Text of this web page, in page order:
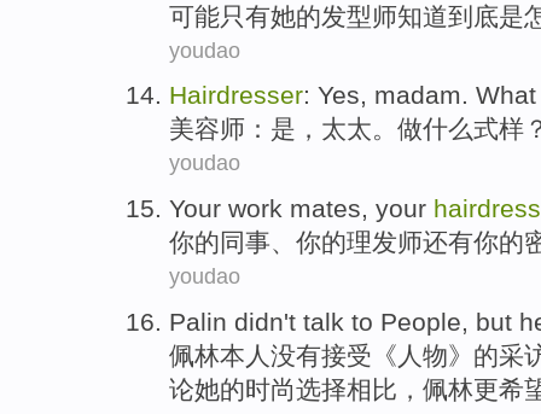
可能只有她的发型师知道到底是
youdao
Hairdresser: Yes, madam. What
美容师 ： 是 ， 太太。 做什么式样
youdao
Your work mates, your
你的同事、你的理发师还有你的
youdao
Palin didn't talk to People, but
佩林本人 没有接受《人物》的采
论她的时尚选择相比，佩林更希